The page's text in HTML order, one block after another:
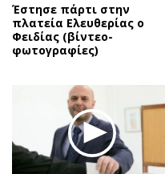
Έστησε πάρτι στην
πλατεία Ελευθερίας ο
Φειδίας (βίντεο-
φωτογραφίες)